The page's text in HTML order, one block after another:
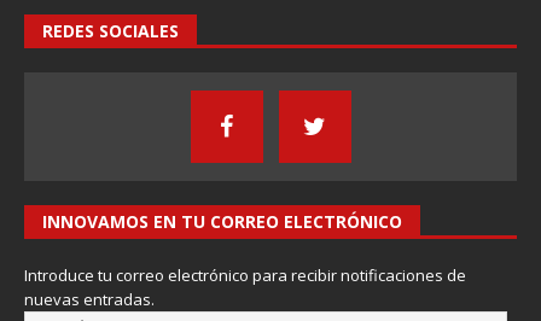
REDES SOCIALES
INNOVAMOS EN TU CORREO ELECTRÓNICO
Introduce tu correo electrónico para recibir notificaciones de
nuevas entradas.